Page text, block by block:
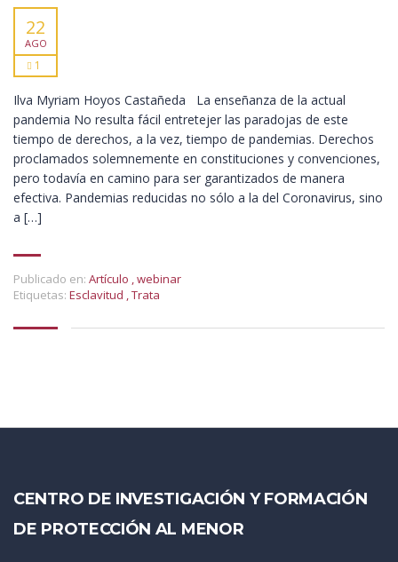
22
AGO
1
Ilva Myriam Hoyos Castañeda La enseñanza de la actual
pandemia No resulta fácil entretejer las paradojas de este
tiempo de derechos, a la vez, tiempo de pandemias. Derechos
proclamados solemnemente en constituciones y convenciones,
pero todavía en camino para ser garantizados de manera
efectiva. Pandemias reducidas no sólo a la del Coronavirus, sino
a […]
Publicado en: Artículo ,webinar
Etiquetas: Esclavitud ,Trata
CENTRO DE INVESTIGACIÓN Y FORMACIÓN
DE PROTECCIÓN AL MENOR